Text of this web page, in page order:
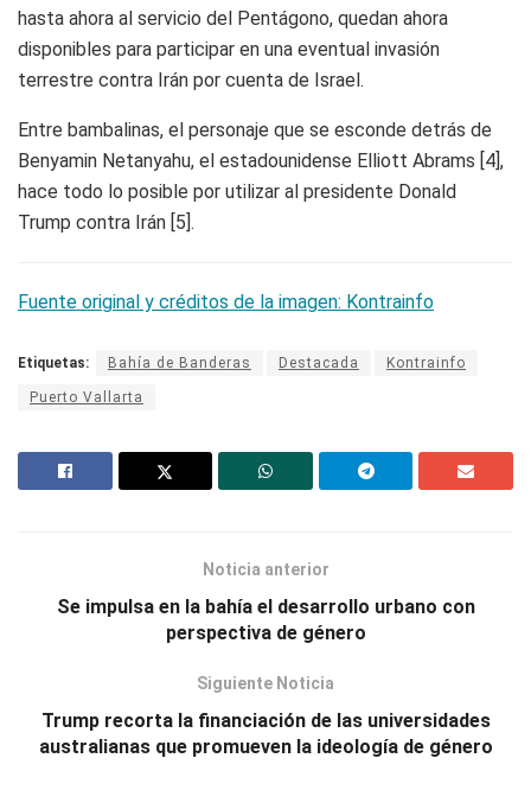
hasta ahora al servicio del Pentágono, quedan ahora
disponibles para participar en una eventual invasión
terrestre contra Irán por cuenta de Israel.
Entre bambalinas, el personaje que se esconde detrás de
Benyamin Netanyahu, el estadounidense Elliott Abrams [4],
hace todo lo posible por utilizar al presidente Donald
Trump contra Irán [5].
Fuente original y créditos de la imagen: Kontrainfo
Etiquetas: Bahía de Banderas Destacada Kontrainfo
Puerto Vallarta
Noticia anterior
Se impulsa en la bahía el desarrollo urbano con
perspectiva de género
Siguiente Noticia
Trump recorta la financiación de las universidades
australianas que promueven la ideología de género